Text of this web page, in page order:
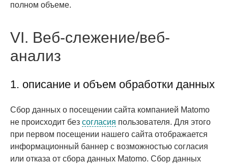
полном объеме.
VI. Веб-слежение/веб-
анализ
1. описание и объем обработки данных
Сбор данных о посещении сайта компанией Matomo
не происходит без согласия пользователя. Для этого
при первом посещении нашего сайта отображается
информационный баннер с возможностью согласия
или отказа от сбора данных Matomo. Сбор данных